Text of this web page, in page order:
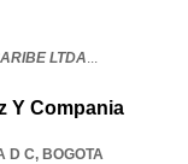
LTDA...
Y Compania
D C, BOGOTA